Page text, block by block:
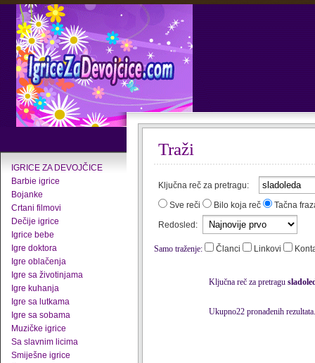
IGRICE ZA DEVOJČICE
Barbie igrice
Bojanke
Crtani filmovi
Dečije igrice
Igrice bebe
Igre doktora
Igre oblačenja
Igre sa životinjama
Igre kuhanja
Igre sa lutkama
Igre sa sobama
Muzičke igrice
Sa slavnim licima
Smiješne igrice
Traži
Ključna reč za pretragu:
Sve reči
Bilo koja reč
Tačna
Redosled:
Samo traženje: Članci Linkovi
Ključna reč za pretragu
Ukupno22 pronađenih rezultata.